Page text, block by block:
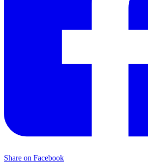
Share on Facebook